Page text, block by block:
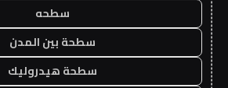
سطحه
سطحة بين المدن
سطحة هيدروليك